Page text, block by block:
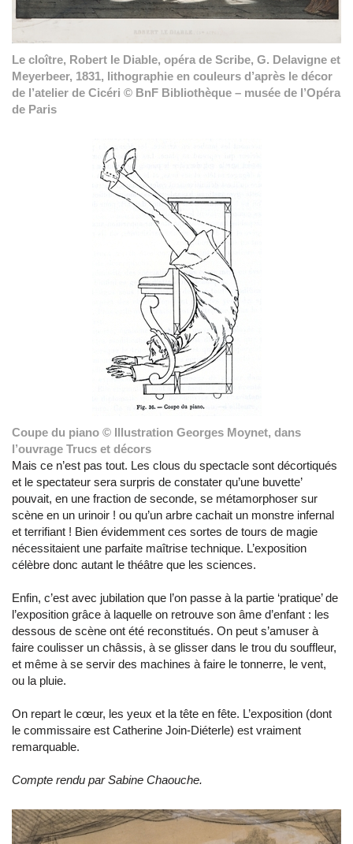
Le cloître, Robert le Diable, opéra de Scribe, G. Delavigne et
Meyerbeer, 1831, lithographie en couleurs d’après le décor
de l’atelier de Cicéri © BnF Bibliothèque – musée de l’Opéra
de Paris
Coupe du piano © Illustration Georges Moynet, dans
l’ouvrage Trucs et décors
Mais ce n’est pas tout. Les clous du spectacle sont décortiqués
et le spectateur sera surpris de constater qu’une buvette’
pouvait, en une fraction de seconde, se métamorphoser sur
scène en un urinoir ! ou qu’un arbre cachait un monstre infernal
et terrifiant ! Bien évidemment ces sortes de tours de magie
nécessitaient une parfaite maîtrise technique. L’exposition
célèbre donc autant le théâtre que les sciences.
Enfin, c’est avec jubilation que l’on passe à la partie ‘pratique’ de
l’exposition grâce à laquelle on retrouve son âme d’enfant : les
dessous de scène ont été reconstitués. On peut s’amuser à
faire coulisser un châssis, à se glisser dans le trou du souffleur,
et même à se servir des machines à faire le tonnerre, le vent,
ou la pluie.
On repart le cœur, les yeux et la tête en fête. L’exposition (dont
le commissaire est Catherine Join-Diéterle) est vraiment
remarquable.
Compte rendu par Sabine Chaouche.